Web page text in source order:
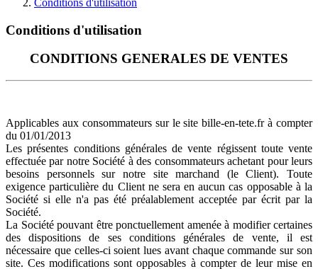
Conditions d'utilisation
Conditions d'utilisation
CONDITIONS GENERALES DE VENTES
Applicables aux consommateurs sur le site bille-en-tete.fr à compter
du 01/01/2013
Les présentes conditions générales de vente régissent toute vente
effectuée par notre Société à des consommateurs achetant pour leurs
besoins personnels sur notre site marchand (le Client). Toute
exigence particulière du Client ne sera en aucun cas opposable à la
Société si elle n'a pas été préalablement acceptée par écrit par la
Société.
La Société pouvant être ponctuellement amenée à modifier certaines
des dispositions de ses conditions générales de vente, il est
nécessaire que celles-ci soient lues avant chaque commande sur son
site. Ces modifications sont opposables à compter de leur mise en